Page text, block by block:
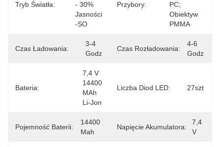
Tryb Światła:
- 30%
Jasności
-SO
Przybory:
PC;
Obiektyw
PMMA
Czas Ładowania:
3-4
Godz
Czas Rozładowania:
4-6
Godz
Bateria:
7,4 V
14400
MAh
Li-Jon
Liczba Diod LED: 27szt
Pojemność Baterii:
14400
Mah
Napięcie Akumulatora:
7,4
V